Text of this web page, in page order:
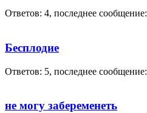
Ответов: 4, последнее сообщение:
Бесплодие
Ответов: 5, последнее сообщение:
не могу забеременеть